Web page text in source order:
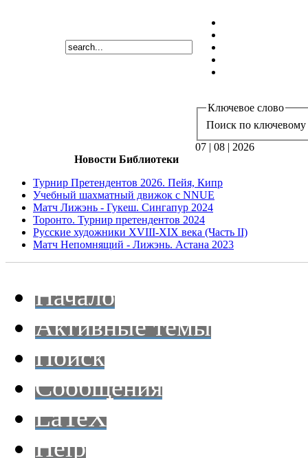
Ключевое слово
Поиск по ключевому
07 | 08 | 2026
Новости Библиотеки
Турнир Претендентов 2026. Пейя, Кипр
Учебный шахматный движок с NNUE
Матч Лижэнь - Гукеш. Сингапур 2024
Торонто. Турнир претендентов 2024
Русские художники XVIII-XIX века (Часть II)
Матч Непомнящий - Лижэнь. Астана 2023
Начало
Активные темы
Поиск
Сообщения
LaTeX
Help